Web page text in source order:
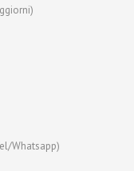
Whatsapp)